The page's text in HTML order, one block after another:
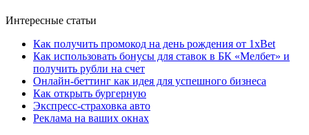
Интересные статьи
Как получить промокод на день рождения от 1xBet
Как использовать бонусы для ставок в БК «Мелбет» и
получить рубли на счет
Онлайн-беттинг как идея для успешного бизнеса
Как открыть бургерную
Экспресс-страховка авто
Реклама на ваших окнах